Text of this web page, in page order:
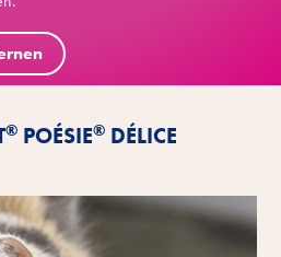
® POÉSIE® DÉLICE